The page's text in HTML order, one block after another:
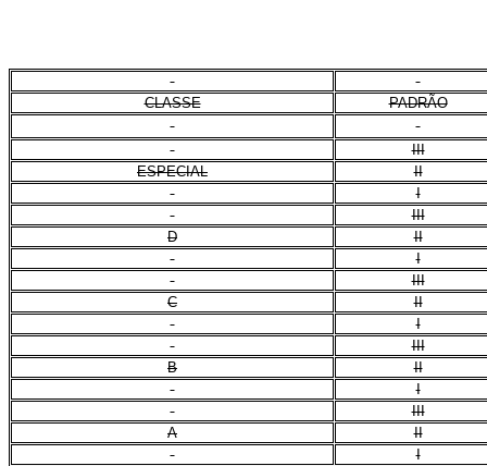
CLASSE PADRÃO
III
ESPECIAL
II
I
III
D
II
I
III
C
II
I
III
B
II
I
III
A
II
I